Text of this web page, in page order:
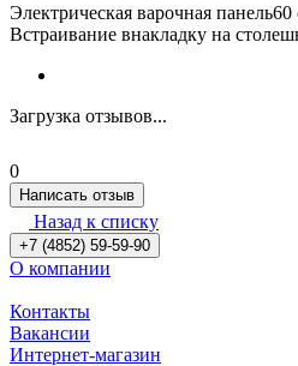
Электрическая варочная
Встраивание внакладку на
Загрузка отзывов...
0
Написать отзыв
Назад к списку
+7 (4852) 59-59-90
О компании
Контакты
Вакансии
Интернет-магазин